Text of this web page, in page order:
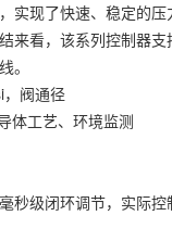
实现了快速、稳定的压
来看，该系列控制器支
。
阀通径
体工艺、环境监测
秒级闭环调节，实际控